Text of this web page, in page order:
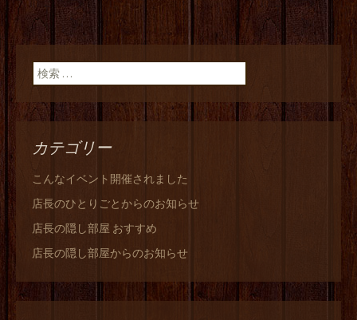
検索:
カテゴリー
こんなイベント開催されました
店長のひとりごとからのお知らせ
店長の隠し部屋 おすすめ
店長の隠し部屋からのお知らせ